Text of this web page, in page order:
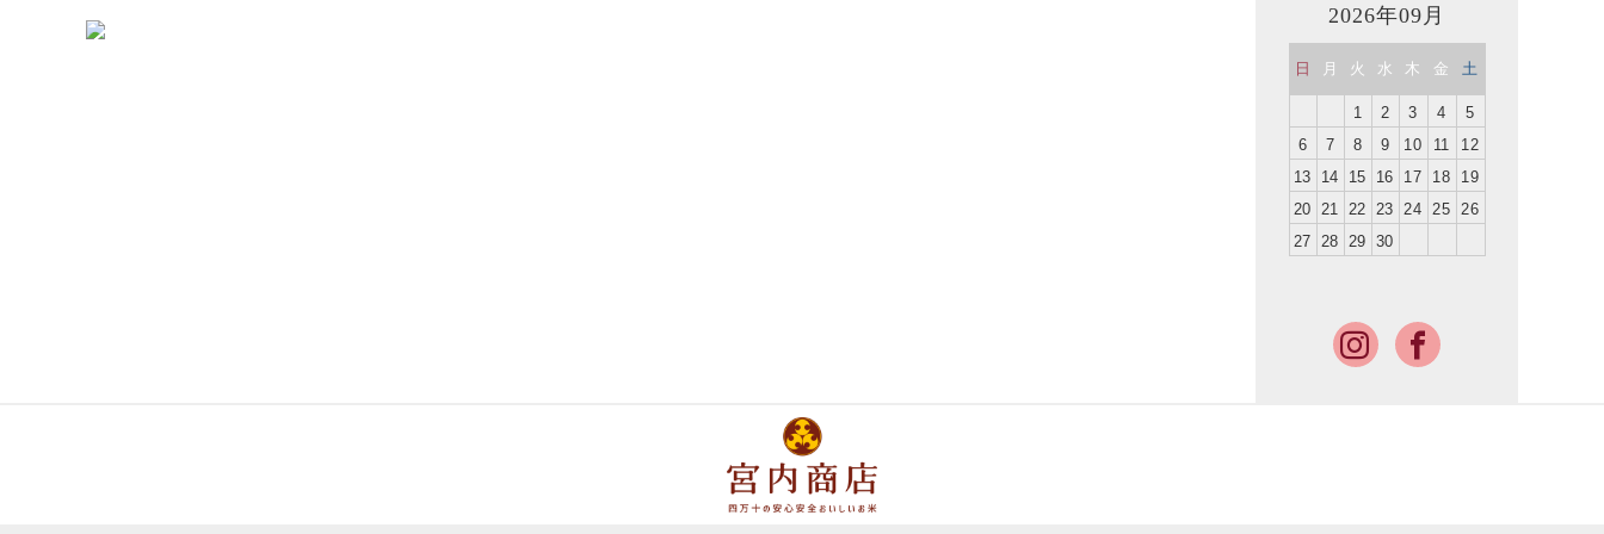
2026年09月
日 月 火 水 木 金 土
1 2 3 4
5
6
7 8 9 10 11
12
13
14 15 16 17 18
19
20 21 22 23 24 25
26
27 28 29 30